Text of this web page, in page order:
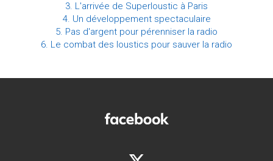
3. L'arrivée de Superloustic à Paris
4. Un développement spectaculaire
5. Pas d'argent pour pérenniser la radio
6. Le combat des loustics pour sauver la radio